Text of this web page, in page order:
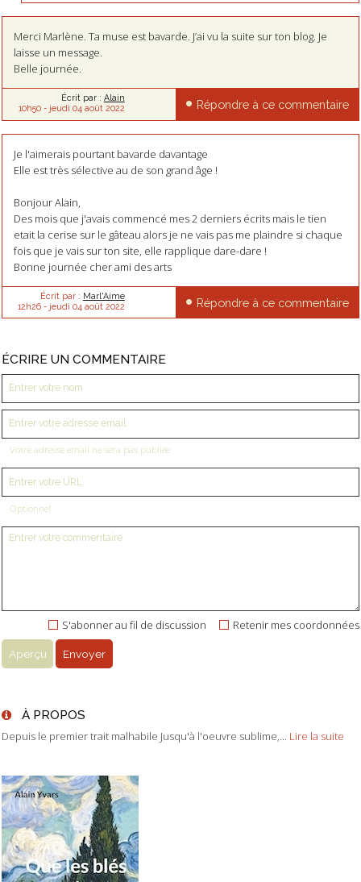
Merci Marlène. Ta muse est bavarde. J’ai vu la suite sur ton blog. Je
laisse un message.
Belle journée.
Écrit par : Alain
10h50- jeudi 04 août 2022 Répondre à ce commentaire
Je l'aimerais pourtant bavarde davantage
Elle est très sélective au de son grand âge !
Bonjour Alain,
Des mois que j'avais commencé mes 2 derniers écrits mais le tien
etait la cerise sur le gâteau alors je ne vais pas me plaindre si chaque
fois que je vais sur ton site, elle rapplique dare-dare !
Bonne journée cher ami des arts
Écrit par : Marl'Aime
12h26- jeudi 04 août 2022 Répondre à ce commentaire
ÉCRIRE UN COMMENTAIRE
Votre adresse email ne sera pas publiée
Optionnel
Retenir mes coordonnées
S'abonner au fil de discussion
À PROPOS
Depuis le premier trait malhabile Jusqu'à l'oeuvre sublime,... Lire la suite